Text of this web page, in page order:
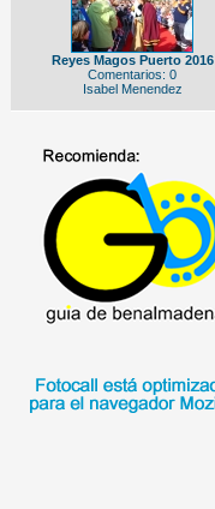
Reyes Magos Puerto 2016
Comentarios: 0
Isabel Menendez